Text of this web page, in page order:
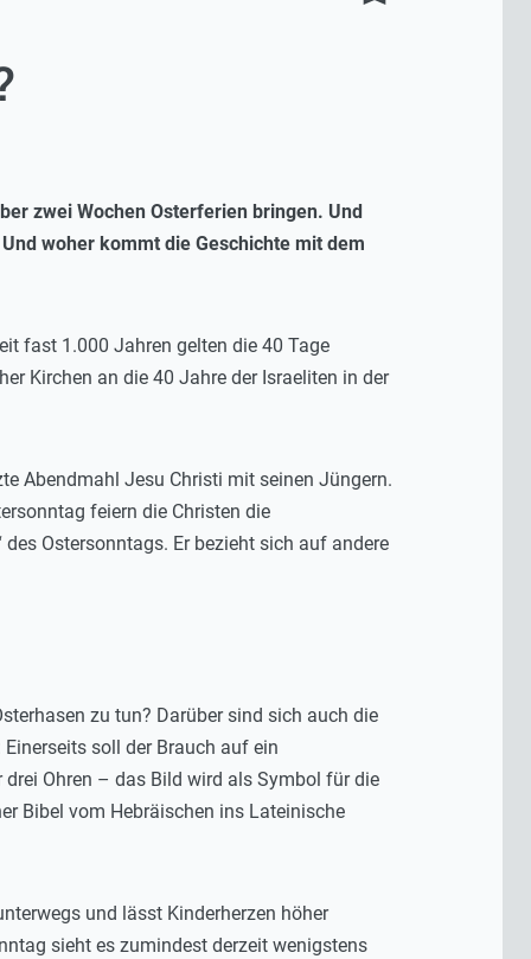
zwei Wochen Osterferien bringen. Und
woher kommt die Geschichte mit dem
fast 1.000 Jahren gelten die 40 Tage
Kirchen an die 40 Jahre der Israeliten in der
Abendmahl Jesu Christi mit seinen Jüngern.
feiern die Christen die
Ostersonntags. Er bezieht sich auf andere
zu tun? Darüber sind sich auch die
soll der Brauch auf ein
Ohren – das Bild wird als Symbol für die
Bibel vom Hebräischen ins Lateinische
und lässt Kinderherzen höher
sieht es zumindest derzeit wenigstens